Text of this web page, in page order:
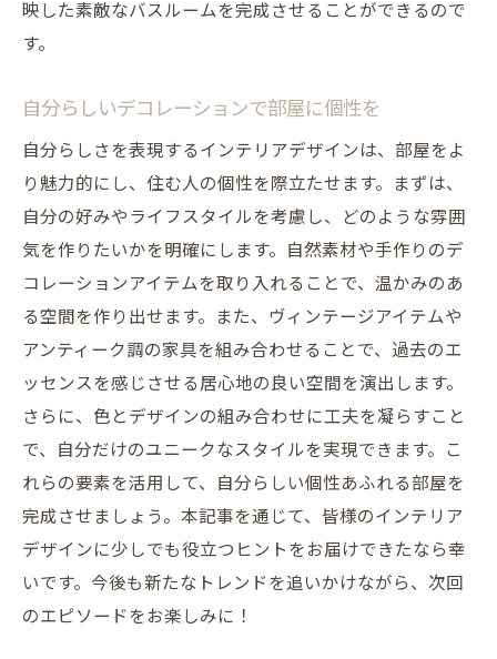
映した素敵なバスルームを完成させることができるので
す。
自分らしいデコレーションで部屋に個性を
自分らしさを表現するインテリアデザインは、部屋をよ
り魅力的にし、住む人の個性を際立たせます。まずは、
自分の好みやライフスタイルを考慮し、どのような雰囲
気を作りたいかを明確にします。自然素材や手作りのデ
コレーションアイテムを取り入れることで、温かみのあ
る空間を作り出せます。また、ヴィンテージアイテムや
アンティーク調の家具を組み合わせることで、過去のエ
ッセンスを感じさせる居心地の良い空間を演出します。
さらに、色とデザインの組み合わせに工夫を凝らすこと
で、自分だけのユニークなスタイルを実現できます。こ
れらの要素を活用して、自分らしい個性あふれる部屋を
完成させましょう。本記事を通じて、皆様のインテリア
デザインに少しでも役立つヒントをお届けできたなら幸
いです。今後も新たなトレンドを追いかけながら、次回
のエピソードをお楽しみに！